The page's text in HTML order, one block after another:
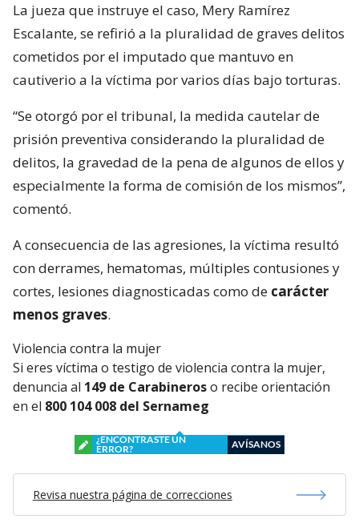
La jueza que instruye el caso, Mery Ramírez
Escalante, se refirió a la pluralidad de graves delitos
cometidos por el imputado que mantuvo en
cautiverio a la víctima por varios días bajo torturas.
“Se otorgó por el tribunal, la medida cautelar de
prisión preventiva considerando la pluralidad de
delitos, la gravedad de la pena de algunos de ellos y
especialmente la forma de comisión de los mismos”,
comentó.
A consecuencia de las agresiones, la víctima resultó
con derrames, hematomas, múltiples contusiones y
cortes, lesiones diagnosticadas como de carácter
menos graves.
Violencia contra la mujer
Si eres víctima o testigo de violencia contra la mujer,
denuncia al 149 de Carabineroso recibe orientación
en el 800 104 008 del Sernameg
¿ENCONTRASTE UN
ERROR?
AVÍSANOS
Revisa nuestra página de correcciones